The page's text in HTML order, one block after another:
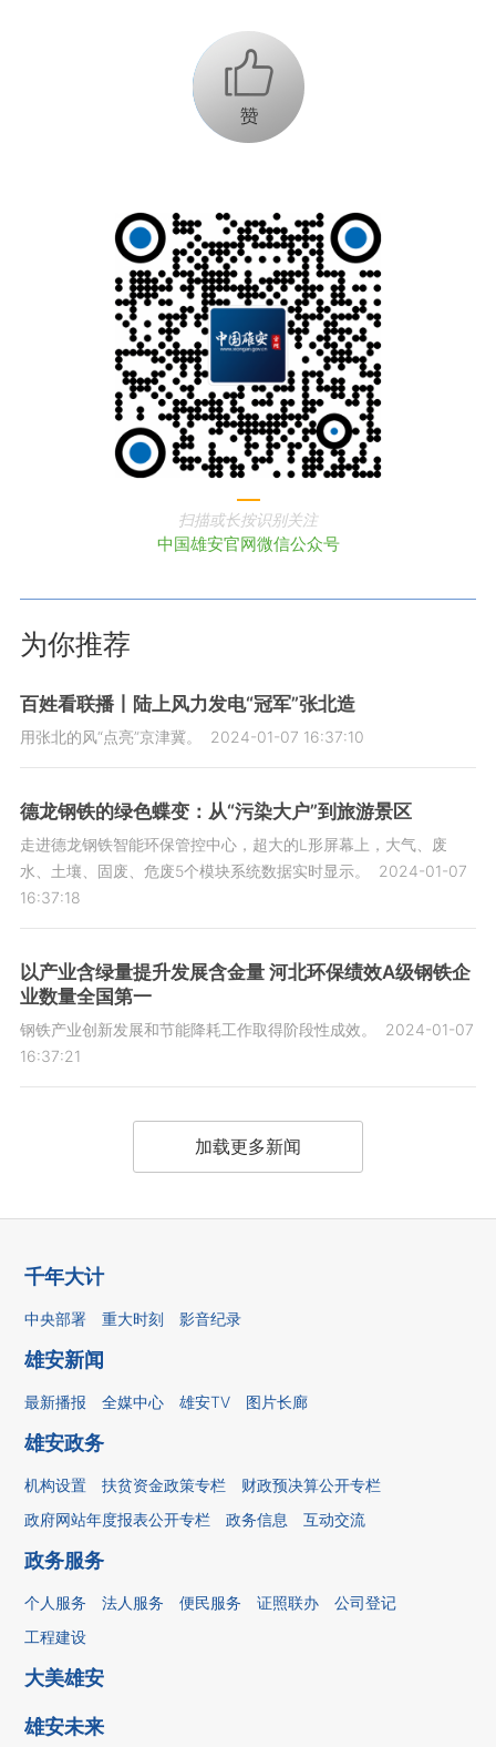
+1
扫描或长按识别关注
中国雄安官网微信公众号
为你推荐
百姓看联播丨陆上风力发电“冠军”张北造
用张北的风“点亮”京津冀。 2024-01-07 16:37:10
德龙钢铁的绿色蝶变：从“污染大户”到旅游景区
走进德龙钢铁智能环保管控中心，超大的L形屏幕上，大气、废
水、土壤、固废、危废5个模块系统数据实时显示。
2024-01-07
16:37:18
以产业含绿量提升发展含金量 河北环保绩效A级钢铁企
业数量全国第一
钢铁产业创新发展和节能降耗工作取得阶段性成效。
2024-01-07
16:37:21
加载更多新闻
千年大计
中央部署 重大时刻 影音纪录
雄安新闻
最新播报 全媒中心 雄安TV 图片长廊
雄安政务
机构设置 扶贫资金政策专栏
财政预决算公开专栏
政府网站年度报表公开专栏
政务信息 互动交流
政务服务
个人服务 法人服务 便民服务 证照联办
公司登记
工程建设
大美雄安
雄安未来